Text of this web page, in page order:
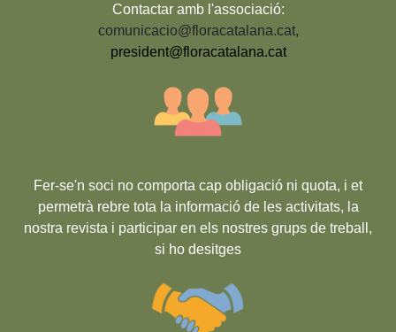
Contactar amb l'associació:
comunicacio@floracatalana.cat,
president@floracatalana.cat
Fer-se'n soci no comporta cap obligació ni quota, i et
permetrà rebre tota la informació de les activitats, la
nostra revista i participar en els nostres grups de treball,
si ho desitges